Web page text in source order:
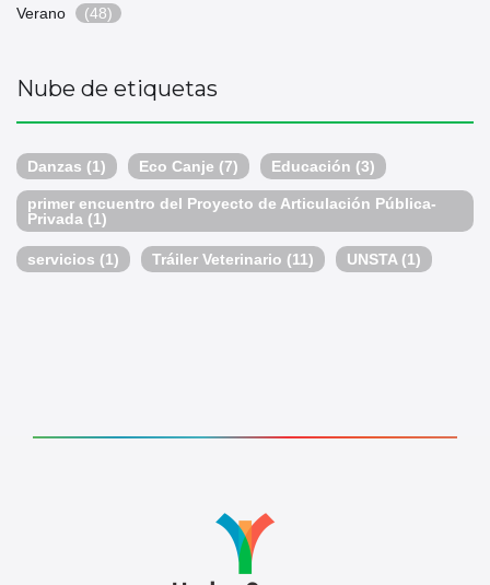
Verano (48)
Nube de etiquetas
Danzas (1) Eco Canje (7) Educación (3)
primer encuentro del Proyecto de Articulación Pública-
Privada (1)
servicios (1) Tráiler Veterinario (11) UNSTA (1)